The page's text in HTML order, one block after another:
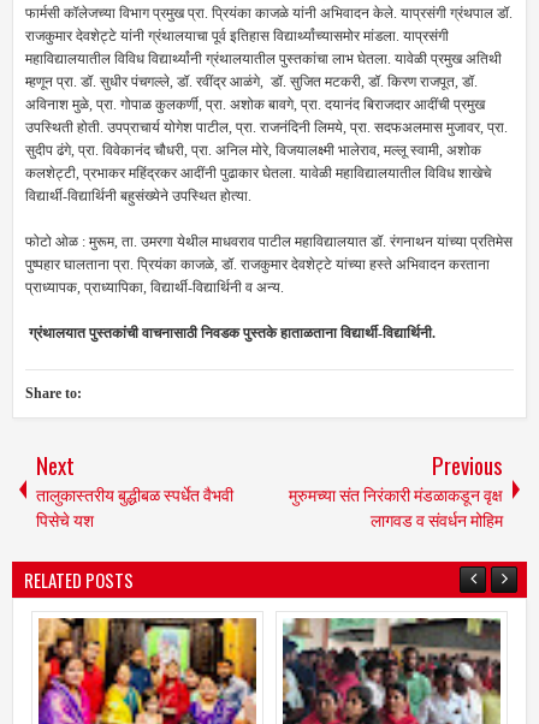
फार्मसी कॉलेजच्या विभाग प्रमुख प्रा. प्रियंका काजळे यांनी अभिवादन केले. याप्रसंगी ग्रंथपाल डॉ.
राजकुमार देवशेट्टे यांनी ग्रंथालयाचा पूर्व इतिहास विद्यार्थ्यांच्यासमोर मांडला. याप्रसंगी
महाविद्यालयातील विविध विद्यार्थ्यांनी ग्रंथालयातील पुस्तकांचा लाभ घेतला. यावेळी प्रमुख अतिथी
म्हणून प्रा. डॉ. सुधीर पंचगल्ले, डॉ. रवींद्र आळंगे, डॉ. सुजित मटकरी, डॉ. किरण राजपूत, डॉ.
अविनाश मुळे, प्रा. गोपाळ कुलकर्णी, प्रा. अशोक बावगे, प्रा. दयानंद बिराजदार आदींची प्रमुख
उपस्थिती होती. उपप्राचार्य योगेश पाटील, प्रा. राजनंदिनी लिमये, प्रा. सदफअलमास मुजावर, प्रा.
सुदीप ढंगे, प्रा. विवेकानंद चौधरी, प्रा. अनिल मोरे, विजयालक्ष्मी भालेराव, मल्लू स्वामी, अशोक
कलशेट्टी, प्रभाकर महिंद्रकर आदींनी पुढाकार घेतला. यावेळी महाविद्यालयातील विविध शाखेचे
विद्यार्थी-विद्यार्थिनी बहुसंख्येने उपस्थित होत्या.
फोटो ओळ : मुरूम, ता. उमरगा येथील माधवराव पाटील महाविद्यालयात डॉ. रंगनाथन यांच्या प्रतिमेस
पुष्पहार घालताना प्रा. प्रियंका काजळे, डॉ. राजकुमार देवशेट्टे यांच्या हस्ते अभिवादन करताना
प्राध्यापक, प्राध्यापिका, विद्यार्थी-विद्यार्थिनी व अन्य.
ग्रंथालयात पुस्तकांची वाचनासाठी निवडक पुस्तके हाताळताना विद्यार्थी-विद्यार्थिनी.
Share to:
Next
तालुकास्तरीय बुद्धीबळ स्पर्धेत वैभवी
पिसेचे यश
Previous
मुरुमच्या संत निरंकारी मंडळाकडून वृक्ष
लागवड व संवर्धन मोहिम
RELATED POSTS